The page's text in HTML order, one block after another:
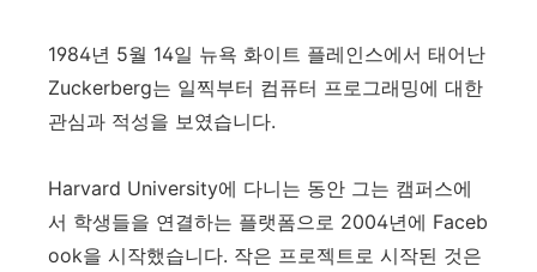
1984년 5월 14일 뉴욕 화이트 플레인스에서 태어난
Zuckerberg는 일찍부터 컴퓨터 프로그래밍에 대한
관심과 적성을 보였습니다.
Harvard University에 다니는 동안 그는 캠퍼스에
서 학생들을 연결하는 플랫폼으로 2004년에 Faceb
ook을 시작했습니다. 작은 프로젝트로 시작된 것은